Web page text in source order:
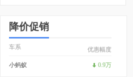
降价促销
车系 优惠幅度
小蚂蚁 0.9万